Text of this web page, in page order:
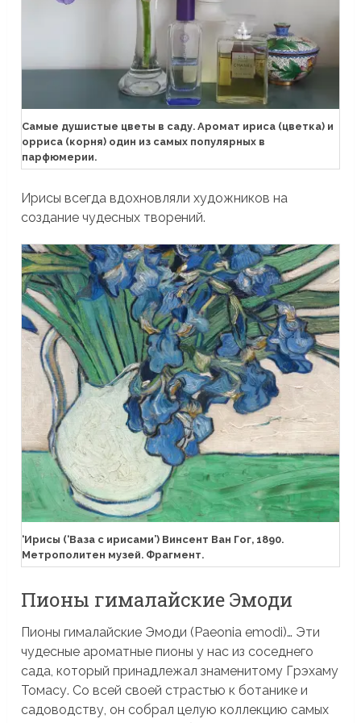
Самые душистые цветы в саду. Аромат ириса (цветка) и
орриса (корня) один из самых популярных в
парфюмерии.
Ирисы всегда вдохновляли художников на
создание чудесных творений.
‘Ирисы (‘Ваза с ирисами’) Винсент Ван Гог, 1890.
Метрополитен музей. Фрагмент.
Пионы гималайские Эмоди
Пионы гималайские Эмоди (Paeonia emodi)… Эти
чудесные ароматные пионы у нас из соседнего
сада, который принадлежал знаменитому Грэхаму
Томасу. Со всей своей страстью к ботанике и
садоводству, он собрал целую коллекцию самых